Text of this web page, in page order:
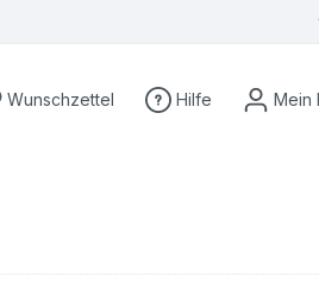
Du hast 0 Produkte auf dem
Wunschzettel Hilfe